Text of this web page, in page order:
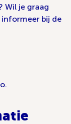
Wil je graag
bij de